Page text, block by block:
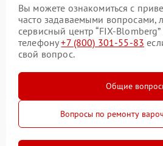
Вы можете ознакомиться с
часто задаваемыми вопросами,
сервисный центр “FIX-
телефону+7 (800) 301-55-83
свой вопрос.
Общие
Вопросы по ремонту